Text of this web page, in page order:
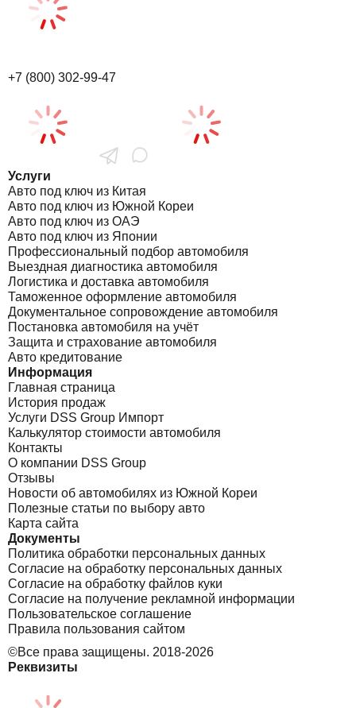
+7 (800) 302-99-47
Услуги
Авто под ключ из Китая
Авто под ключ из Южной Кореи
Авто под ключ из ОАЭ
Авто под ключ из Японии
Профессиональный подбор автомобиля
Выездная диагностика автомобиля
Логистика и доставка автомобиля
Таможенное оформление автомобиля
Документальное сопровождение автомобиля
Постановка автомобиля на учёт
Защита и страхование автомобиля
Авто кредитование
Информация
Главная страница
История продаж
Услуги DSS Group Импорт
Калькулятор стоимости автомобиля
Контакты
О компании DSS Group
Отзывы
Новости об автомобилях из Южной Кореи
Полезные статьи по выбору авто
Карта сайта
Документы
Политика обработки персональных данных
Согласие на обработку персональных данных
Согласие на обработку файлов куки
Согласие на получение рекламной информации
Пользовательское соглашение
Правила пользования сайтом
©Все права защищены. 2018-2026
Реквизиты